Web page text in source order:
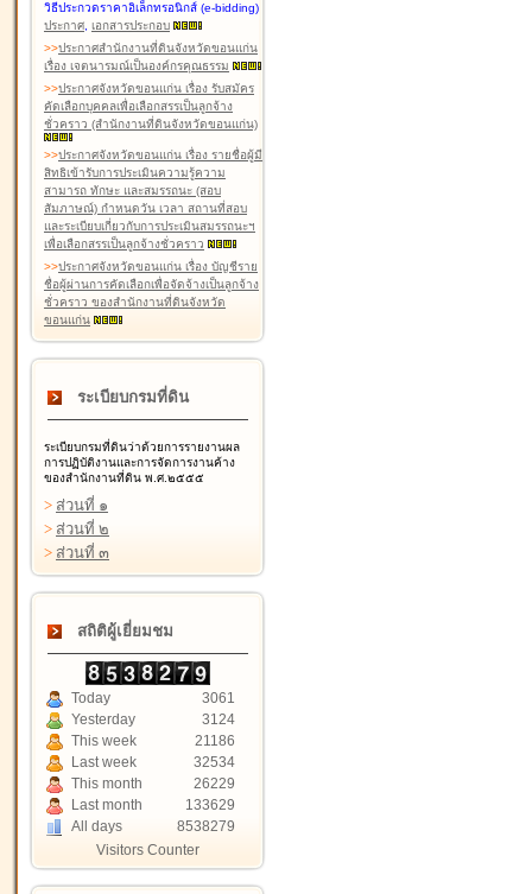
วิธีประกวดราคาอิเล็กทรอนิกส์ (e-bidding)
ประกาศ, เอกสารประกอบ
>>ประกาศสำนักงานที่ดินจังหวัดขอนแก่น
เรื่อง เจตนารมณ์เป็นองค์กรคุณธรรม
>>ประกาศจังหวัดขอนแก่น เรื่อง รับสมัคร
คัดเลือกบุคคลเพื่อเลือกสรรเป็นลูกจ้าง
ชั่วคราว (สำนักงานที่ดินจังหวัดขอนแก่น)
>>ประกาศจังหวัดขอนแก่น เรื่อง รายชื่อผู้มี
สิทธิเข้ารับการประเมินความรู้ความ
สามารถ ทักษะ และสมรรถนะ (สอบ
สัมภาษณ์) กำหนดวัน เวลา สถานที่สอบ
และระเบียบเกี่ยวกับการประเมินสมรรถนะฯ
เพื่อเลือกสรรเป็นลูกจ้างชั่วคราว
>>ประกาศจังหวัดขอนแก่น เรื่อง บัญชีราย
ชื่อผู้ผ่านการคัดเลือกเพื่อจัดจ้างเป็นลูกจ้าง
ชั่วคราว ของสำนักงานที่ดินจังหวัด
ขอนแก่น
ระเบียบกรมที่ดิน
ระเบียบกรมที่ดินว่าด้วยการรายงานผล
การปฏิบัติงานและการจัดการงานค้าง
ของสำนักงานที่ดิน พ.ศ.๒๕๕๕
> ส่วนที่ ๑
> ส่วนที่ ๒
> ส่วนที่ ๓
สถิติผู้เยี่ยมชม
Today
3061
Yesterday
3124
This week
21186
Last week
32534
This month
26229
Last month
133629
All days
8538279
Visitors Counter